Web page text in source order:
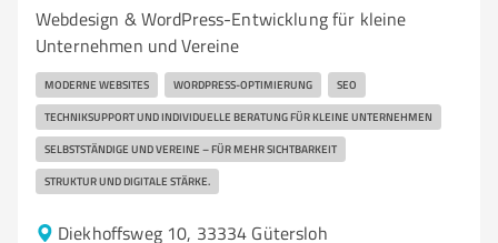
Webdesign & WordPress-Entwicklung für kleine
Unternehmen und Vereine
MODERNE WEBSITES WORDPRESS-OPTIMIERUNG SEO
TECHNIKSUPPORT UND INDIVIDUELLE BERATUNG FÜR KLEINE UNTERNEHMEN
SELBSTSTÄNDIGE UND VEREINE – FÜR MEHR SICHTBARKEIT
STRUKTUR UND DIGITALE STÄRKE.
Diekhoffsweg 10, 33334 Gütersloh